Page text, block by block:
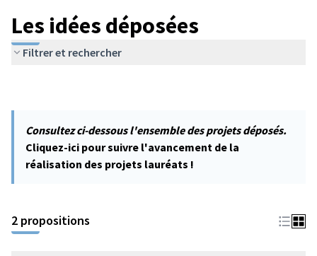
Les idées déposées
Filtrer et rechercher
Consultez ci-dessous l'ensemble des projets déposés.
Cliquez-ici pour suivre l'avancement de la
réalisation des projets lauréats !
2 propositions